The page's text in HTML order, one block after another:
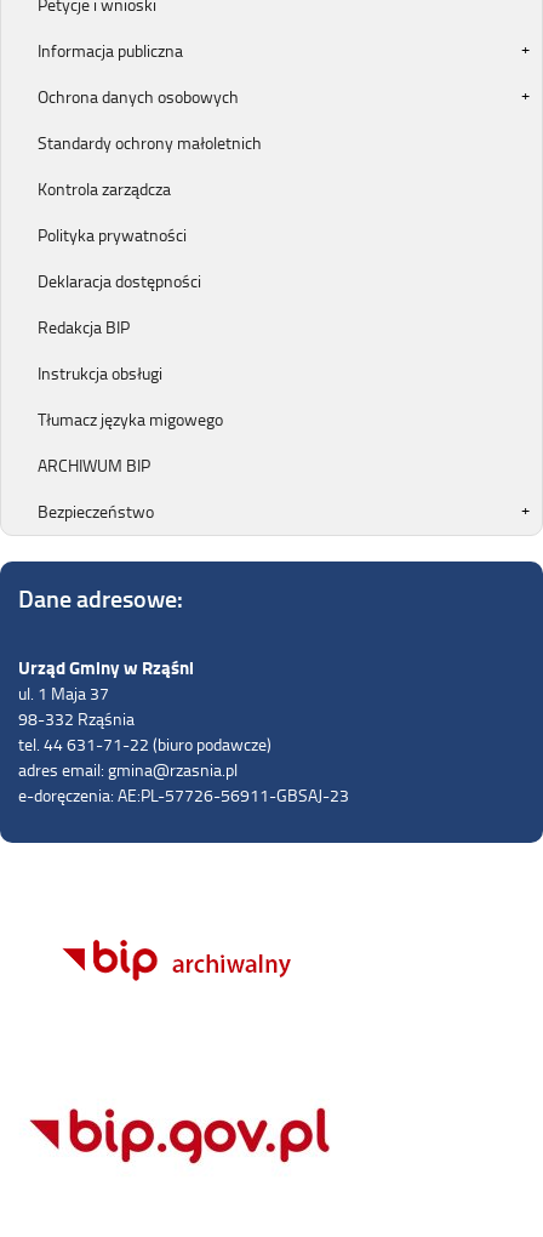
Informacja publiczna
Ochrona danych osobowych
Standardy ochrony małoletnich
Kontrola zarządcza
Polityka prywatności
Deklaracja dostępności
Redakcja BIP
Instrukcja obsługi
Tłumacz języka migowego
ARCHIWUM BIP
Bezpieczeństwo
Dane adresowe:
Urząd Gminy w Rząśni
ul. 1 Maja 37
98-332 Rząśnia
tel. 44 631-71-22 (biuro podawcze)
adres email: gmina@rzasnia.pl
e-doręczenia: AE:PL-57726-56911-GBSAJ-23